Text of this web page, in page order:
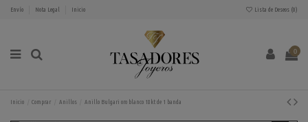
Envío Nota Legal Inicio Lista de Deseos (0)
0
Inicio Comprar Anillos Anillo Bulgari oro blanco 18kt de 1 banda